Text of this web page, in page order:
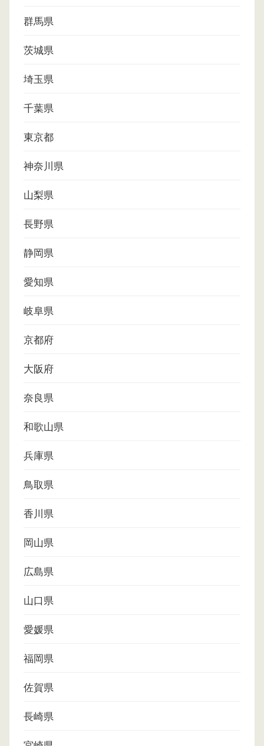
群馬県
茨城県
埼玉県
千葉県
東京都
神奈川県
山梨県
長野県
静岡県
愛知県
岐阜県
京都府
大阪府
奈良県
和歌山県
兵庫県
鳥取県
香川県
岡山県
広島県
山口県
愛媛県
福岡県
佐賀県
長崎県